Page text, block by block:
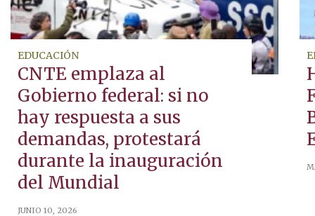
EDUCACIÓN
CNTE emplaza al
Gobierno federal: si no
hay respuesta a sus
demandas, protestará
durante la inauguración
del Mundial
JUNIO 10, 2026